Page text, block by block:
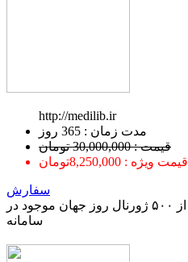
http://medilib.ir
ﻣﺪﺕ ﺯﻣﺎﻥ : 365 ﺭﻭﺯ
قیمت : 30,000,000 تومان
قیمت ویژه : 8,250,000تومان
سفارش
دسترسی یکماهه به بیش از ۵۰۰ ژورنال روز جهان موجود در
سامانه